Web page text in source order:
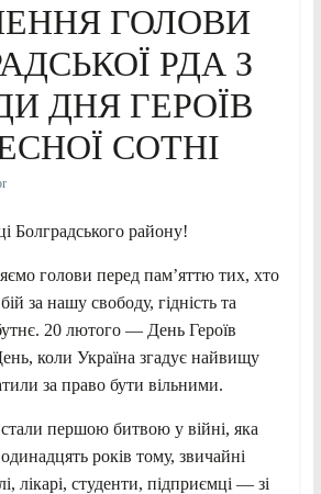
ГОЛОВИ
РДА З
ДНЯ ГЕРОЇВ
СОТНІ
Болградського району!
голови перед пам’яттю тих, хто
за нашу свободу, гідність та
20 лютого — День Героїв
коли Україна згадує найвищу
за право бути вільними.
першою битвою у війні, яка
років тому, звичайні
лікарі, студенти, підприємці — зі